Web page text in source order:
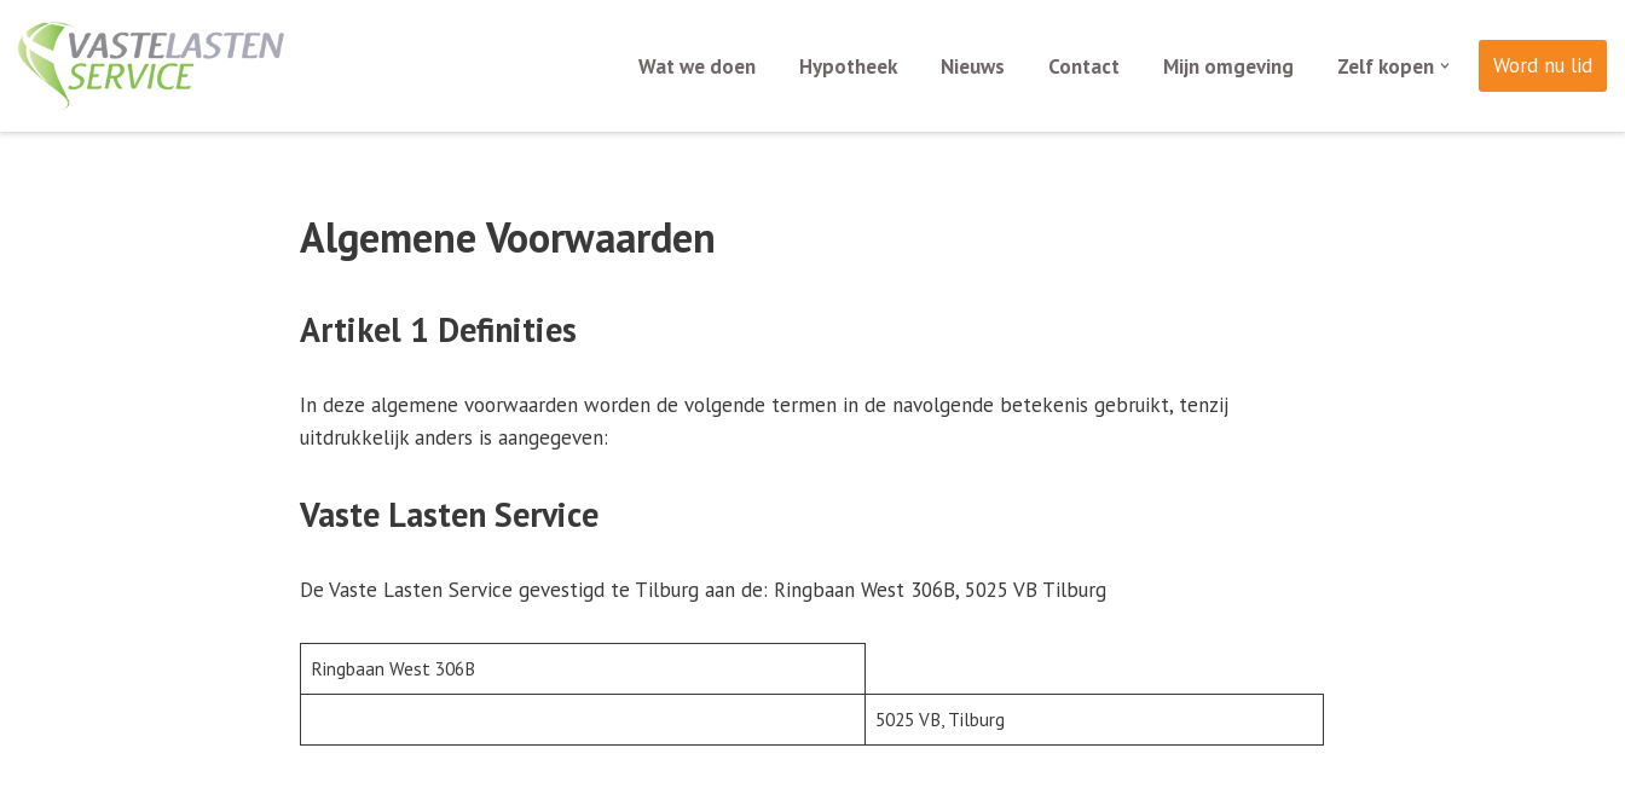
Ga
de
Wat we doen Hypotheek Nieuws Contact Mijn omgeving Zelf kopen Word nu lid
Algemene Voorwaarden
Artikel 1 Definities
In deze algemene voorwaarden worden de volgende termen in de navolgende betekenis gebruikt, tenzij
uitdrukkelijk anders is aangegeven:
Vaste Lasten Service
De Vaste Lasten Service gevestigd te Tilburg aan de: Ringbaan West 306B, 5025 VB Tilburg
Ringbaan West 306B
5025 VB, Tilburg